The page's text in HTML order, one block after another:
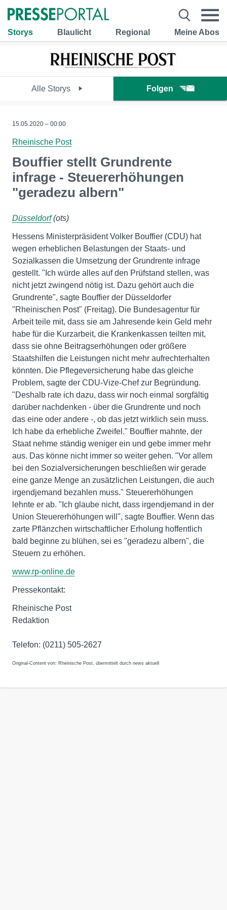
Storys Blaulicht Regional Meine Abos
Alle Storys Folgen
15.05.2020 – 00:00
Rheinische Post
Bouffier stellt Grundrente
infrage - Steuererhöhungen
"geradezu albern"
Düsseldorf(ots)
Hessens Ministerpräsident Volker Bouffier (CDU) hat
wegen erheblichen Belastungen der Staats- und
Sozialkassen die Umsetzung der Grundrente infrage
gestellt. "Ich würde alles auf den Prüfstand stellen, was
nicht jetzt zwingend nötig ist. Dazu gehört auch die
Grundrente", sagte Bouffier der Düsseldorfer
"Rheinischen Post" (Freitag). Die Bundesagentur für
Arbeit teile mit, dass sie am Jahresende kein Geld mehr
habe für die Kurzarbeit, die Krankenkassen teilten mit,
dass sie ohne Beitragserhöhungen oder größere
Staatshilfen die Leistungen nicht mehr aufrechterhalten
könnten. Die Pflegeversicherung habe das gleiche
Problem, sagte der CDU-Vize-Chef zur Begründung.
"Deshalb rate ich dazu, dass wir noch einmal sorgfältig
darüber nachdenken - über die Grundrente und noch
das eine oder andere -, ob das jetzt wirklich sein muss.
Ich habe da erhebliche Zweifel." Bouffier mahnte, der
Staat nehme ständig weniger ein und gebe immer mehr
aus. Das könne nicht immer so weiter gehen. "Vor allem
bei den Sozialversicherungen beschließen wir gerade
eine ganze Menge an zusätzlichen Leistungen, die auch
irgendjemand bezahlen muss." Steuererhöhungen
lehnte er ab. "Ich glaube nicht, dass irgendjemand in der
Union Steuererhöhungen will", sagte Bouffier. Wenn das
zarte Pflänzchen wirtschaftlicher Erholung hoffentlich
bald beginne zu blühen, sei es "geradezu albern", die
Steuern zu erhöhen.
www.rp-online.de
Pressekontakt:
Rheinische Post
Redaktion
Telefon: (0211) 505-2627
Original-Content von: Rheinische Post, übermittelt durch news aktuell